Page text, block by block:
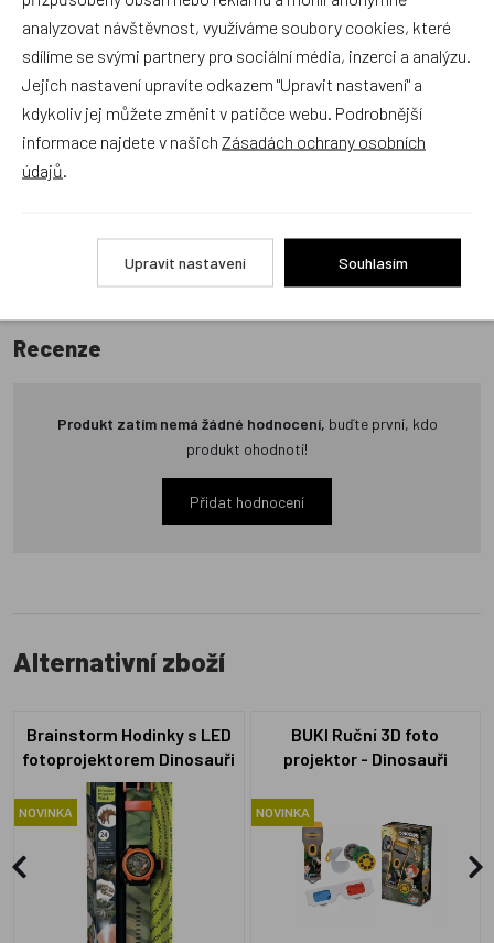
Recenze v detailu produktu a texty od zákazníků v poradně
odrážejí výhradně názory a stanoviska zákazníků. Provozovatel
e-shopu Dráček.cz texty zákazníků předem neschvaluje ani
neověřuje.
Recenze
Produkt zatím nemá žádné hodnocení, buďte první, kdo
produkt ohodnotí!
Přidat hodnocení
Alternativní zboží
Brainstorm Hodinky s LED
fotoprojektorem Dinosauři
NOVINKA
BUKI Ruční 3D foto
projektor - Dinosauři
NOVINKA
analyzovat návštěvnost, využíváme soubory cookies, které
sdílíme se svými partnery pro sociální média, inzerci a analýzu.
Jejich nastavení upravíte odkazem "Upravit nastavení" a
kdykoliv jej můžete změnit v patičce webu. Podrobnější
informace najdete v našich Zásadách ochrany osobních
údajů
Upravit nastavení Souhlasím